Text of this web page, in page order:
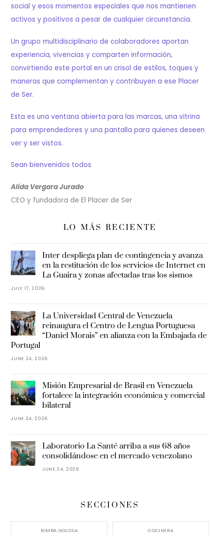
social y esos momentos especiales que nos mantienen
activos y positivos a pesar de cualquier circunstancia.
Un grupo multidisciplinario de colaboradores aportan
experiencia, vivencias y comparten información,
convirtiendo este portal en un crisol de estilos, toques y
maneras que complementan y contribuyen a ese Placer
de Ser.
Esta es una ventana abierta para las marcas, una vitrina
para emprendedores y una pantalla para quienes deseen
ver y ser vistos.
Sean bienvenidos todos
Alida Vergara Jurado
CEO y fundadora de El Placer de Ser
LO MÁS RECIENTE
Inter despliega plan de contingencia y avanza
en la restitución de los servicios de Internet en
La Guaira y zonas afectadas tras los sismos
JULY 17, 2026
La Universidad Central de Venezuela
reinaugura el Centro de Lengua Portuguesa
“Daniel Morais” en alianza con la Embajada de
Portugal
JUNE 24, 2026
Misión Empresarial de Brasil en Venezuela
fortalece la integración económica y comercial
bilateral
JUNE 24, 2026
Laboratorio La Santé arriba a sus 68 años
consolidándose en el mercado venezolano
JUNE 24, 2026
SECCIONES
BIMBA GOLOSA COCINERA